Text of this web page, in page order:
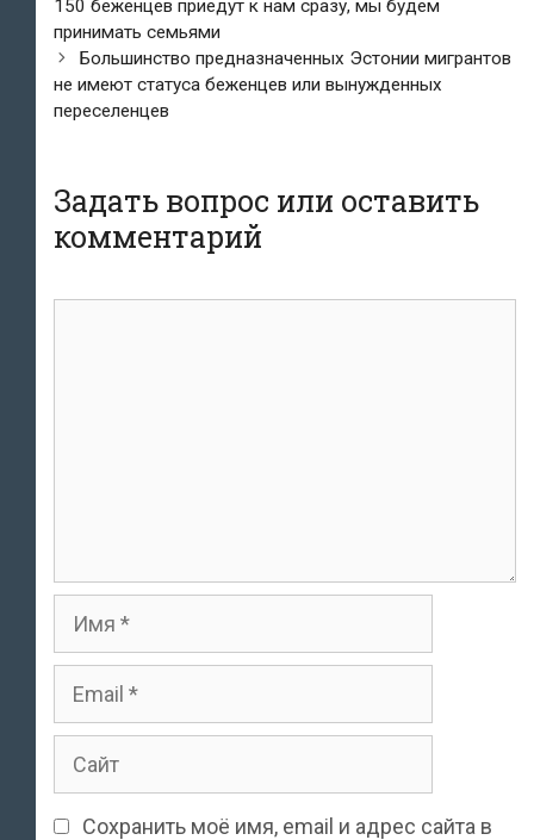
записям
150 беженцев приедут к нам сразу, мы будем
принимать семьями
Большинство предназначенных Эстонии мигрантов
не имеют статуса беженцев или вынужденных
переселенцев
Задать вопрос или оставить
комментарий
Имя
Email
Сайт
Сохранить моё имя, email и адрес сайта в